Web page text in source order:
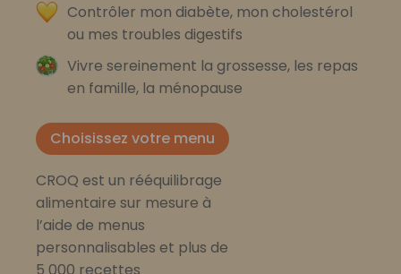
Contrôler mon diabète, mon cholestérol
ou mes troubles digestifs
Vivre sereinement la grossesse, les repas
en famille, la ménopause
Choisissez votre menu
CROQ est un rééquilibrage
alimentaire sur mesure à
l’aide de menus
personnalisables et plus de